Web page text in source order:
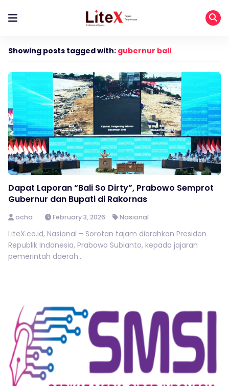
Showing posts tagged with: gubernur bali
Dapat Laporan “Bali So Dirty”, Prabowo Semprot
Gubernur dan Bupati di Rakornas
ocha February 3, 2026 Nasional
LiteX.co.id, Nasional – Sorotan tajam diarahkan Presiden
Republik Indonesia, Prabowo Subianto, kepada jajaran
pemerintah daerah...